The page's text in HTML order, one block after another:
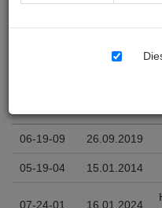
Edition
Erstellt
06-19-09
26.09.2019
05-19-04
15.01.2014
07-24-01 16.01.2024